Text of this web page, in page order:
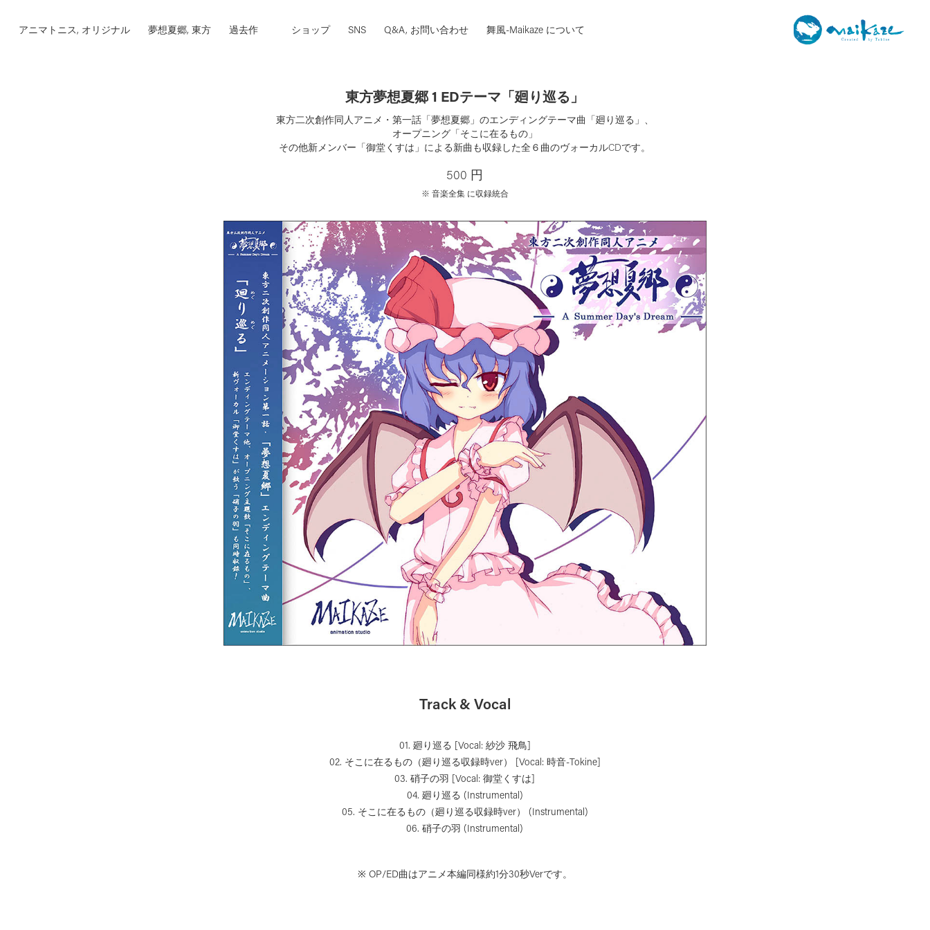
アニマトニス, オリジナル 夢想夏郷, 東方 過去作 ショップ SNS Q&A, お問い合わせ 舞風-Maikaze について
東方夢想夏郷 1 EDテーマ「廻り巡る」
東方二次創作同人アニメ・第一話「夢想夏郷」のエンディングテーマ曲「廻り巡る」、
オープニング「そこに在るもの」
その他新メンバー「御堂くすは」による新曲も収録した全６曲のヴォーカルCDです。
500 円
※ 音楽全集 に収録統合
Track & Vocal
01. 廻り巡る [Vocal: 紗沙 飛鳥]
02. そこに在るもの（廻り巡る収録時ver） [Vocal: 時音-Tokine]
03. 硝子の羽 [Vocal: 御堂くすは]
04. 廻り巡る (Instrumental)
05. そこに在るもの（廻り巡る収録時ver） (Instrumental)
06. 硝子の羽 (Instrumental)
※ OP/ED曲はアニメ本編同様約1分30秒Verです。